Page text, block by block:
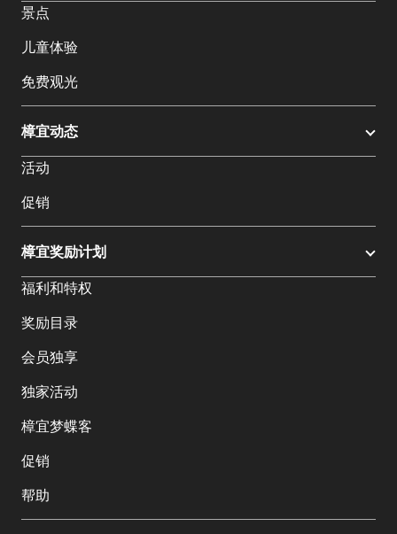
景点
儿童体验
免费观光
樟宜动态
活动
促销
樟宜奖励计划
福利和特权
奖励目录
会员独享
独家活动
樟宜梦蝶客
促销
帮助